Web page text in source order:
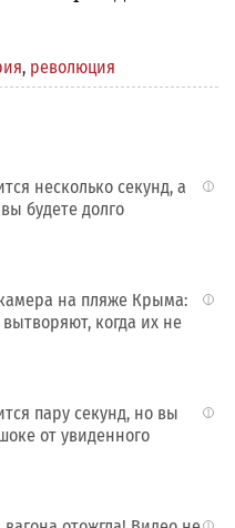
, революция
i
несколько секунд, а
будете долго
i
на пляже Крыма:
когда их не
i
пару секунд, но вы
от увиденного